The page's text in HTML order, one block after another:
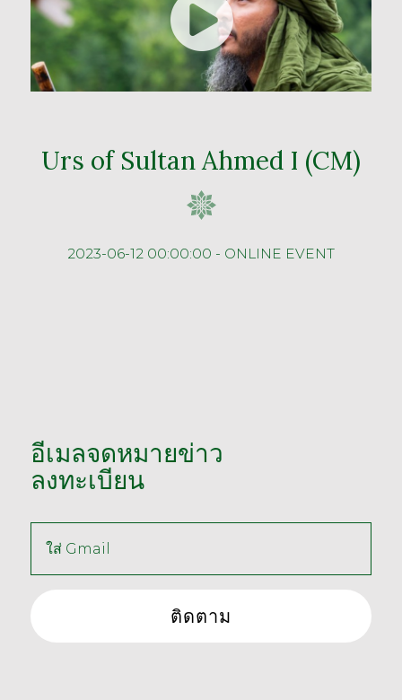
Urs of Sultan Ahmed I (CM)
2023-06-12 00:00:00 - ONLINE EVENT
อีเมลจดหมายข่าว
ลงทะเบียน